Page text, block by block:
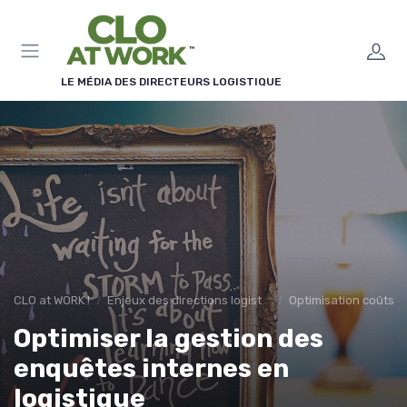
LE MÉDIA DES DIRECTEURS LOGISTIQUE
CLO at WORK ! Enjeux des directions logistiques Optimisation coûts
Optimiser la gestion des
enquêtes internes en
logistique
Panneau de gestion des cookies